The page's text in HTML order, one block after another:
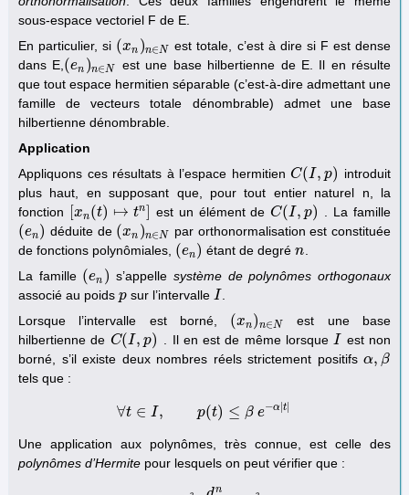
sous-espace vectoriel F de E.
En particulier, si (xn )n∈N
(xn) n∈N est totale, c’est à dire si F est dense
dans E, (en )n∈N
(en )n∈N est une base hilbertienne de E. Il en résulte
que tout espace hermitien séparable (c’est-à-dire admettant une
famille de vecteurs totale dénombrable) admet une base
hilbertienne dénombrable.
Application
Appliquons ces résultats à l’espace hermitienC(I, p)
C(I,p)
introduit
plus haut, en supposant que, pour tout entier naturel n, la
fonction
[xn (t) ↦ tn]
xn(t)↦ n] est un élément deC(I, p)
C(I,p) . La famille
(en)
(en ) déduite de (xn )n∈N
(xn) n∈N
par orthonormalisation est constituée
de fonctions polynômiales, (en)
(en ) étant de degrén
n
La famille (en )
(en ) s’appellesystème de polynômes orthogonaux
associé au poids p
p sur l’intervalle I
I
Lorsque l’intervalle est borné, (xn)n∈N
(xn) n∈N
est une base
hilbertienne de C(I, p)
C(I,p) . Il en est de même lorsque I
I
est non
borné, s’il existe deux nombres réels strictement positifsα, β
α,β
tels que :
∀t ∈ I, p(t) ≤ β e−α t|
∀t t)≤β e−α |t|
Une application aux polynômes, très connue, est celle des
polynômes d’Hermite pour lesquels on peut vérifier que :
n